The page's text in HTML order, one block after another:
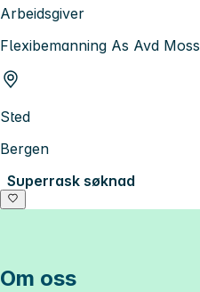
Arbeidsgiver
Flexibemanning As Avd Moss
Sted
Bergen
Superrask søknad
Om oss